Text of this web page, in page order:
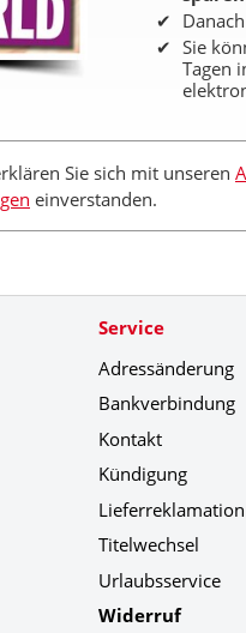
Sie
Tagen
Sie sich mit unseren
einverstanden.
Service
Adressänderung
Bankverbindung
Kontakt
Kündigung
Lieferreklamation
Titelwechsel
Urlaubsservice
Widerruf